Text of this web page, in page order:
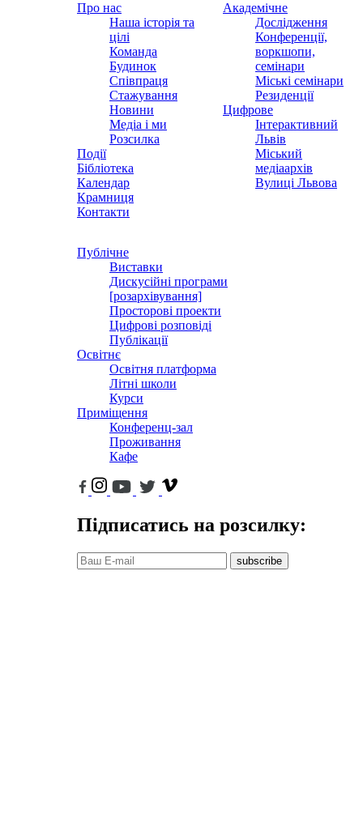
Про нас
Наша історія та
цілі
Команда
Будинок
Співпраця
Стажування
Новини
Медіа і ми
Розсилка
Події
Бібліотека
Календар
Крамниця
Контакти
Академічне
Дослідження
Конференції,
воркшопи,
семінари
Міські семінари
Резиденції
Цифрове
Інтерактивний
Львів
Міський
медіаархів
Вулиці Львова
Публічне
Виставки
Дискусійні програми
[розархівування]
Просторові проекти
Цифрові розповіді
Публікації
Освітнє
Освітня платформа
Літні школи
Курси
Приміщення
Конференц-зал
Проживання
Кафе
Підписатись на розсилку:
subscribe